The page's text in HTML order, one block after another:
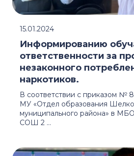
В соответствии с приказом № 8
МУ «Отдел образования
муниципального района» в
СОШ 2 ...
Информированию
ответственности за
незаконного
наркотиков.
15.01.2024